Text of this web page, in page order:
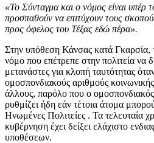
«Το Σύνταγμα και ο νόμος είναι
προσπαθούν να επιτύχουν τους
προς όφελος του Τέξας εδώ πέρα».
Στην υπόθεση Κάνσας κατά Γκαρσία,
νόμο που επέτρεπε στην πολιτεία να
μετανάστες για κλοπή ταυτότητας
ομοσπονδιακούς αριθμούς
άλλους, παρόλο που ο
ρυθμίζει ήδη εάν τέτοια άτομα
Ηνωμένες Πολιτείες . Τα τελευταία
κυβέρνηση έχει δείξει ελάχιστο
υποθέσεων.